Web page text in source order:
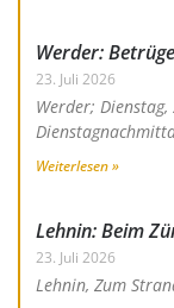
Werder:
23. Juli 2026
Werder;
Weiterlesen »
Lehnin: Beim
23. Juli 2026
Lehnin, Zum